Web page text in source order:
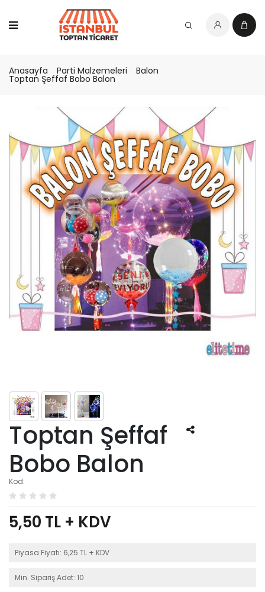
Anasayfa Parti Malzemeleri Balon
Toptan Şeffaf Bobo Balon
Toptan Şeffaf
Bobo Balon
Kod:
5,50 TL + KDV
Piyasa Fiyatı: 6,25 TL + KDV
Min. Sipariş Adet: 10